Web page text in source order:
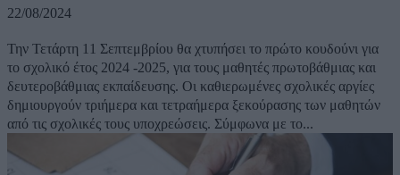
22/08/2024
Την Τετάρτη 11 Σεπτεμβρίου θα χτυπήσει το πρώτο κουδούνι για
το σχολικό έτος 2024 -2025, για τους μαθητές πρωτοβάθμιας και
δευτεροβάθμιας εκπαίδευσης. Οι καθιερωμένες σχολικές αργίες
δημιουργούν τριήμερα και τετραήμερα ξεκούρασης των μαθητών
από τις σχολικές τους υποχρεώσεις. Σύμφωνα με το...